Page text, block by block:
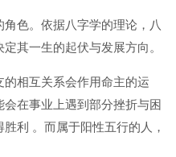
色。依据八字学的理论，八
其一生的起伏与发展方向。
相互关系会作用命主的运
在事业上遇到部分挫折与困
利 。而属于阳性五行的人，